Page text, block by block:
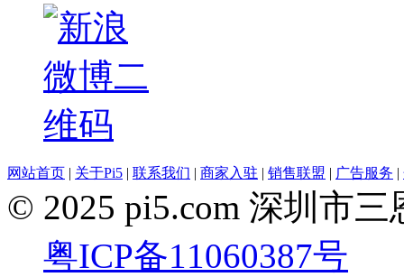
网站首页 关于Pi5 联系我们 商家入驻 销售联盟 广告服务
© 2025 pi5.com 深圳市
粤ICP备11060387号